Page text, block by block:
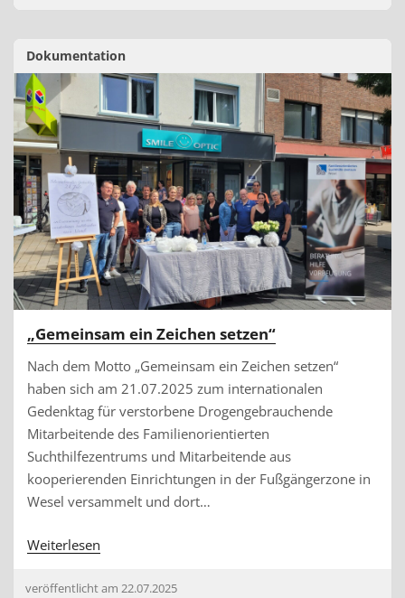
Dokumentation
„Gemeinsam ein Zeichen setzen“
Nach dem Motto „Gemeinsam ein Zeichen setzen“
haben sich am 21.07.2025 zum internationalen
Gedenktag für verstorbene Drogengebrauchende
Mitarbeitende des Familienorientierten
Suchthilfezentrums und Mitarbeitende aus
kooperierenden Einrichtungen in der Fußgängerzone in
Wesel versammelt und dort…
Weiterlesen
veröffentlicht am 22.07.2025